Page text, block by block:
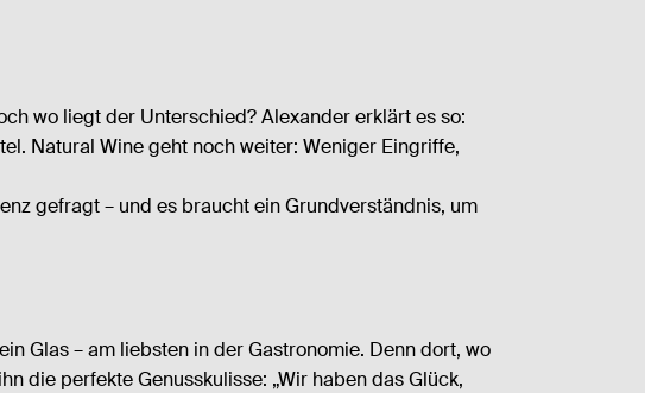
wo liegt der Unterschied? Alexander erklärt es so:
Natural Wine geht noch weiter: Weniger Eingriffe,
gefragt – und es braucht ein Grundverständnis, um
Glas – am liebsten in der Gastronomie. Denn dort, wo
die perfekte Genusskulisse: „Wir haben das Glück,